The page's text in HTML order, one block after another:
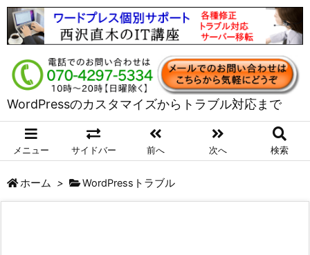
WordPressのカスタマイズからトラブル対応まで
メニュー サイドバー 前へ 次へ 検索
ホーム > WordPressトラブル